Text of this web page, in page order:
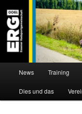
Inhalt
wechseln
ERG 1900
Willkommen bei der
News Training
Dies und das